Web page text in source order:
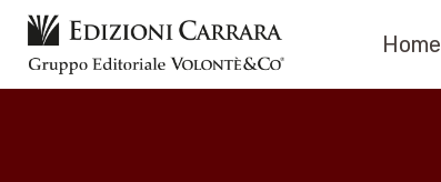
Salta
contenuto
Home